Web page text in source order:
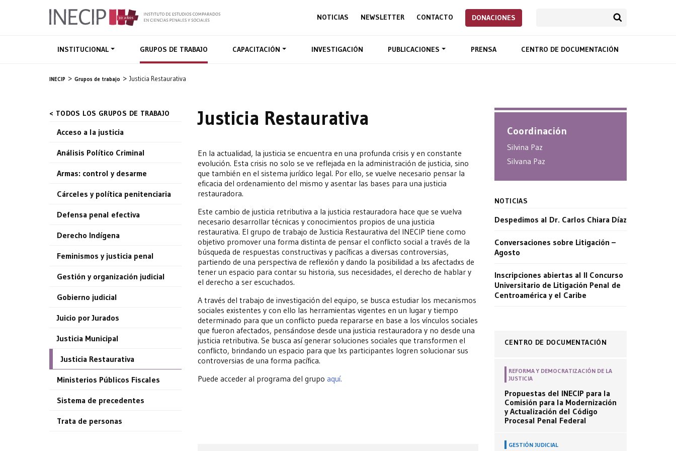
NOTICIAS NEWSLETTER CONTACTO DONACIONES
INSTITUCIONAL GRUPOS DE TRABAJO CAPACITACIÓN INVESTIGACIÓN PUBLICACIONES PRENSA CENTRO DE DOCUMENTACIÓN
INECIP Grupos de trabajo Justicia Restaurativa
< TODOS LOS GRUPOS DE TRABAJO
Acceso a la justicia
Análisis Político Criminal
Armas: control y desarme
Cárceles y política penitenciaria
Defensa penal efectiva
Derecho Indígena
Feminismos y justicia penal
Gestión y organización judicial
Gobierno judicial
Juicio por Jurados
Justicia Municipal
Justicia Restaurativa
Ministerios Públicos Fiscales
Sistema de precedentes
Trata de personas
Justicia Restaurativa
En la actualidad, la justicia se encuentra en una profunda crisis y en constante
evolución. Esta crisis no solo se ve reflejada en la administración de justicia, sino
que también en el sistema jurídico legal. Por ello, se vuelve necesario pensar la
eficacia del ordenamiento del mismo y asentar las bases para una justicia
restauradora.
Este cambio de justicia retributiva a la justicia restauradora hace que se vuelva
necesario desarrollar técnicas y conocimientos propios de una justicia
restaurativa. El grupo de trabajo de Justicia Restaurativa del INECIP tiene como
objetivo promover una forma distinta de pensar el conflicto social a través de la
búsqueda de respuestas constructivas y pacíficas a diversas controversias,
partiendo de una perspectiva de reflexión y dando la posibilidad a lxs afectadxs de
tener un espacio para contar su historia, sus necesidades, el derecho de hablar y
el derecho a ser escuchados.
A través del trabajo de investigación del equipo, se busca estudiar los mecanismos
sociales existentes y con ello las herramientas vigentes en un lugar y tiempo
determinado para que un conflicto pueda repararse en base a los vínculos sociales
que fueron afectados, pensándose desde una justicia restauradora y no desde una
justicia retributiva. Se busca así generar soluciones sociales que transformen el
conflicto, brindando un espacio para que lxs participantes logren solucionar sus
controversias de una forma pacífica.
Puede acceder al programa del grupo aquí.
Coordinación
Silvina Paz
Silvana Paz
NOTICIAS
Despedimos al Dr. Carlos Chiara Díaz
Conversaciones sobre Litigación –
Agosto
Inscripciones abiertas al II Concurso
Universitario de Litigación Penal de
Centroamérica y el Caribe
CENTRO DE DOCUMENTACIÓN
REFORMA Y DEMOCRATIZACIÓN DE LA
JUSTICIA
Propuestas del INECIP para la
Comisión para la Modernización
y Actualización del Código
Procesal Penal Federal
GESTIÓN JUDICIAL